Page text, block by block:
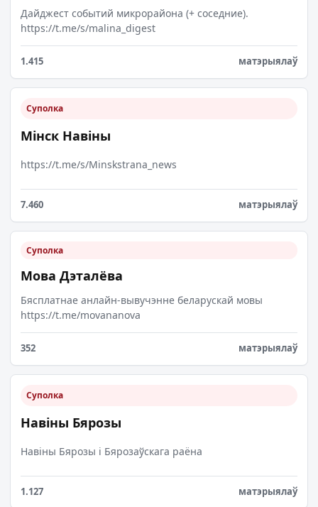
Дайджест событий микрорайона (+ соседние).
https://t.me/s/malina_digest
1.415 матэрыялаў
Суполка
Мінск Навіны
https://t.me/s/Minskstrana_news
7.460 матэрыялаў
Суполка
Мова Дэталёва
Бясплатнае анлайн-вывучэнне беларускай мовы
https://t.me/movananova
352 матэрыялаў
Суполка
Навіны Бярозы
Навіны Бярозы і Бярозаўскага раёна
1.127 матэрыялаў